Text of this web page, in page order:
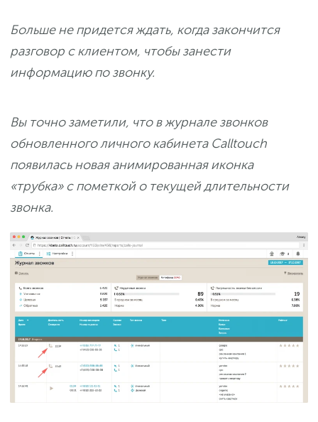
Больше не придется ждать, когда закончится
разговор с клиентом, чтобы занести
информацию по звонку.
Вы точно заметили, что в журнале звонков
обновленного личного кабинета Calltouch
появилась новая анимированная иконка
«трубка» с пометкой о текущей длительности
звонка.